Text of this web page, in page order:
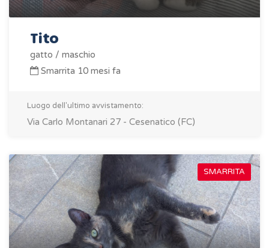
Tito
gatto / maschio
Smarrita 10 mesi fa
Luogo dell'ultimo avvistamento:
Via Carlo Montanari 27 - Cesenatico (FC)
SMARRITA